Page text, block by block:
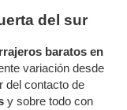
del sur
baratos en
variación desde
del contacto de
y sobre todo con